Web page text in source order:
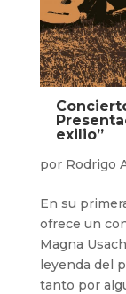
exilio”
por Rodrigo
En su
ofrece un
Magna
leyenda del
tanto por